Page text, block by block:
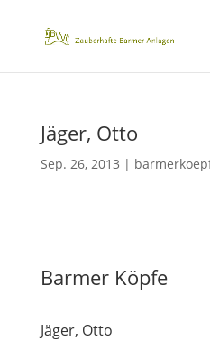
Jäger, Otto
Sep. 26, 2013 |
Barmer Köpfe
Jäger, Otto